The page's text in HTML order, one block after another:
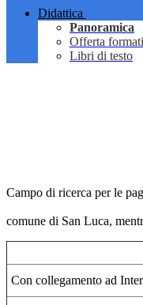
Didattica
Panoramica
Offerta
Libri di testo
Campo di ricerca per le
comune di San Luca,
Con collegamento ad